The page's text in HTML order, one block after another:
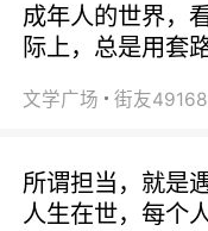
成年人的世界，
际上，总是用套
文学广场
所谓担当，就是
人生在世，每个